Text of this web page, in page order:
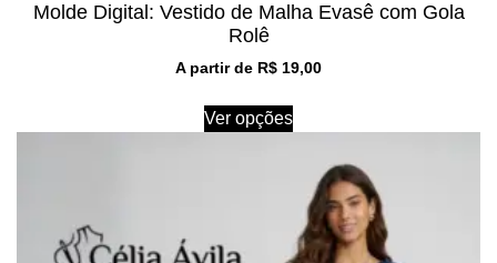
Molde Digital: Vestido de Malha Evasê com Gola
Rolê
A partir de R$ 19,00
Ver opções